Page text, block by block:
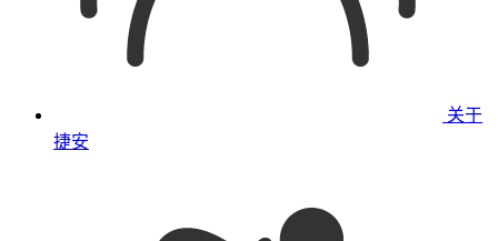
关于
捷安